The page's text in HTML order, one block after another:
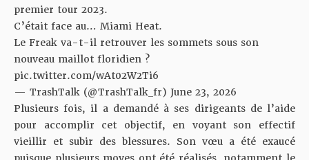
premier tour 2023.
C’était face au… Miami Heat.
Le Freak va-t-il retrouver les sommets sous son
nouveau maillot floridien ?
pic.twitter.com/wAt02W2Ti6
— TrashTalk (@TrashTalk_fr) June 23, 2026
Plusieurs fois, il a demandé à ses dirigeants de l’aide
pour accomplir cet objectif, en voyant son effectif
vieillir et subir des blessures. Son vœu a été exaucé